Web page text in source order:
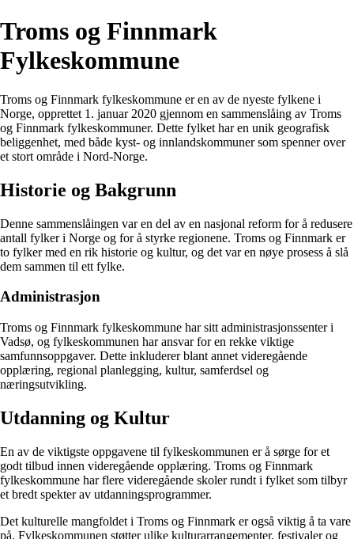
Troms og Finnmark
Fylkeskommune
Troms og Finnmark fylkeskommune er en av de nyeste fylkene i
Norge, opprettet 1. januar 2020 gjennom en sammenslåing av Troms
og Finnmark fylkeskommuner. Dette fylket har en unik geografisk
beliggenhet, med både kyst- og innlandskommuner som spenner over
et stort område i Nord-Norge.
Historie og Bakgrunn
Denne sammenslåingen var en del av en nasjonal reform for å redusere
antall fylker i Norge og for å styrke regionene. Troms og Finnmark er
to fylker med en rik historie og kultur, og det var en nøye prosess å slå
dem sammen til ett fylke.
Administrasjon
Troms og Finnmark fylkeskommune har sitt administrasjonssenter i
Vadsø, og fylkeskommunen har ansvar for en rekke viktige
samfunnsoppgaver. Dette inkluderer blant annet videregående
opplæring, regional planlegging, kultur, samferdsel og
næringsutvikling.
Utdanning og Kultur
En av de viktigste oppgavene til fylkeskommunen er å sørge for et
godt tilbud innen videregående opplæring. Troms og Finnmark
fylkeskommune har flere videregående skoler rundt i fylket som tilbyr
et bredt spekter av utdanningsprogrammer.
Det kulturelle mangfoldet i Troms og Finnmark er også viktig å ta vare
på. Fylkeskommunen støtter ulike kulturarrangementer, festivaler og